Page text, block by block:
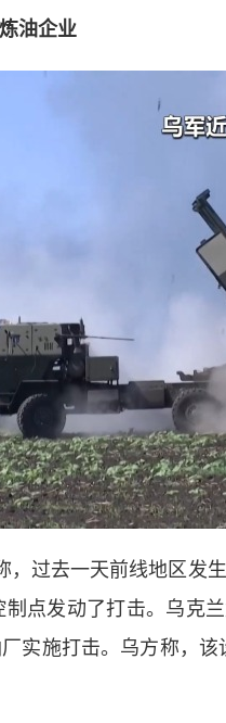
油企业
过去一天前线地区发
点发动了打击。乌克
实施打击。乌方称，